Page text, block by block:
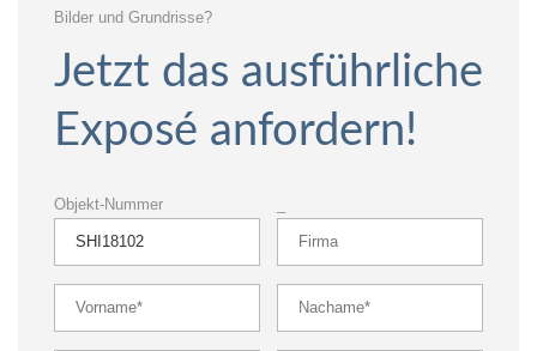
Bilder und Grundrisse?
Jetzt das ausführliche
Exposé anfordern!
Objekt-Nummer